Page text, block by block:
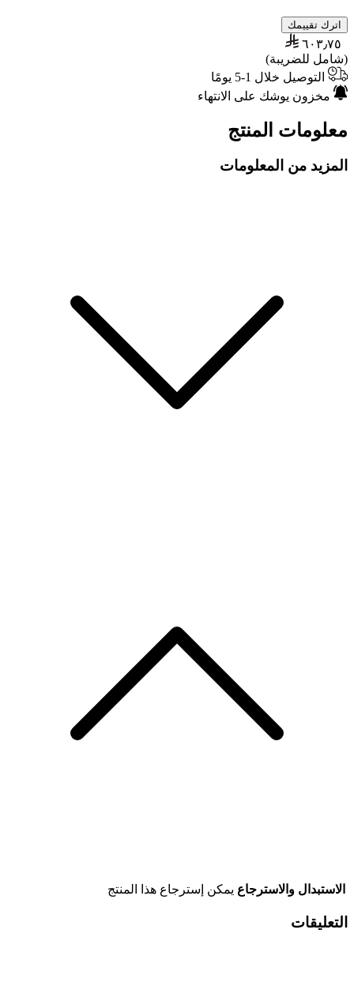
اترك تقييمك
٦٠٣٫٧٥
(شامل للضريبة)
التوصيل خلال 1-5 يومًا
مخزون يوشك على الانتهاء
معلومات المنتج
المزيد من المعلومات
الاستبدال والاسترجاع يمكن إسترجاع هذا المنتج
التعليقات